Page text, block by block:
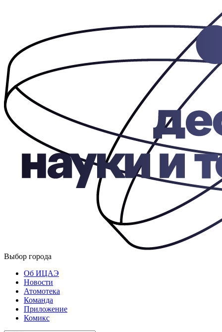
Выбор города
Об ИЦАЭ
Новости
Атомотека
Команда
Приложение
Комикс